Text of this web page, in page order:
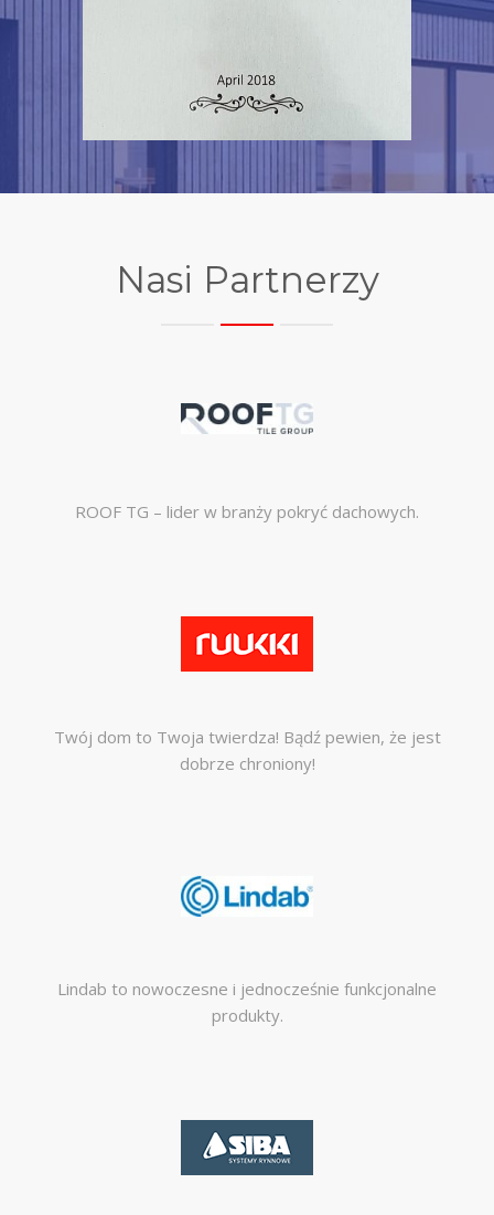
Nasi Partnerzy
ROOF TG – lider w branży pokryć dachowych.
Twój dom to Twoja twierdza! Bądź pewien, że jest
dobrze chroniony!
Lindab to nowoczesne i jednocześnie funkcjonalne
produkty.